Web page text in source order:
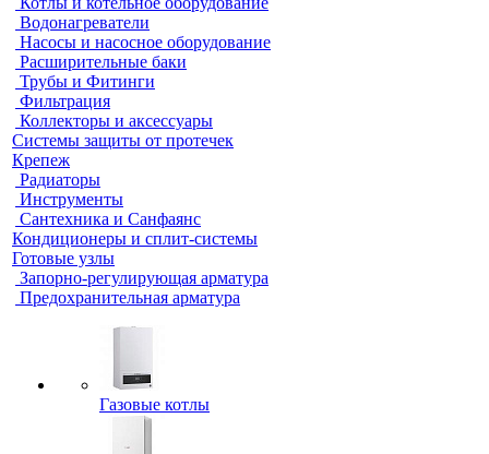
Водонагреватели
Насосы и насосное оборудование
Расширительные баки
Трубы и Фитинги
Фильтрация
Коллекторы и аксессуары
Системы защиты от протечек
Крепеж
Радиаторы
Инструменты
Сантехника и Санфаянс
Кондиционеры и сплит-системы
Готовые узлы
Запорно-регулирующая арматура
Предохранительная арматура
Газовые котлы